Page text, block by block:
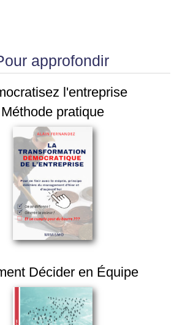
approfondir
l'entreprise
Méthode pratique
Décider en Équipe